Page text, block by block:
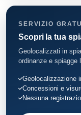
SERVIZIO
Scopri la tua
Geolocalizzati in
ordinanze e spiagge
Geolocalizzazione
Concessioni e
Nessuna